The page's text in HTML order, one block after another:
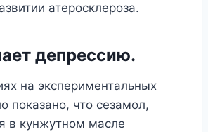
атеросклероза.
депрессию.
на экспериментальных
показано, что сезамол,
в кунжутном масле